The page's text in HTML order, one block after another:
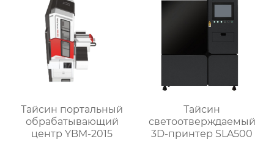
Тайсин портальный
обрабатывающий
центр YBM-2015
Тайсин
светоотверждаемый
3D-принтер SLA500